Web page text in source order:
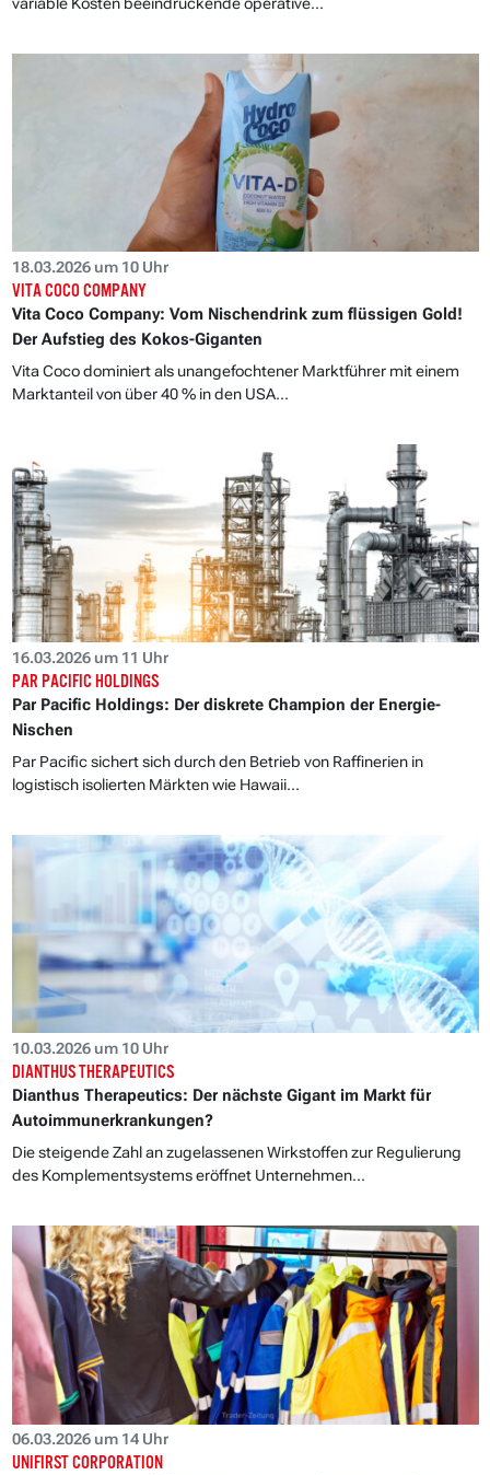
18.03.2026 um 10 Uhr
VITA COCO COMPANY
Vita Coco Company: Vom Nischendrink zum flüssigen Gold!
Der Aufstieg des Kokos-Giganten
Vita Coco dominiert als unangefochtener Marktführer mit einem
Marktanteil von über 40 % in den USA...
16.03.2026 um 11 Uhr
PAR PACIFIC HOLDINGS
Par Pacific Holdings: Der diskrete Champion der Energie-
Nischen
Par Pacific sichert sich durch den Betrieb von Raffinerien in
logistisch isolierten Märkten wie Hawaii...
10.03.2026 um 10 Uhr
DIANTHUS THERAPEUTICS
Dianthus Therapeutics: Der nächste Gigant im Markt für
Autoimmunerkrankungen?
Die steigende Zahl an zugelassenen Wirkstoffen zur Regulierung
des Komplementsystems eröffnet Unternehmen...
06.03.2026 um 14 Uhr
UNIFIRST CORPORATION